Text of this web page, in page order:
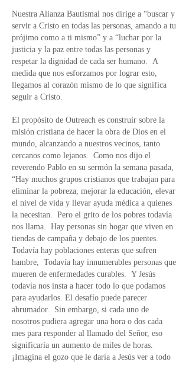
Nuestra Alianza Bautismal nos dirige a “buscar y
servir a Cristo en todas las personas, amando a tu
prójimo como a ti mismo” y a “luchar por la
justicia y la paz entre todas las personas y
respetar la dignidad de cada ser humano. A
medida que nos esforzamos por lograr esto,
llegamos al corazón mismo de lo que significa
seguir a Cristo.
El propósito de Outreach es construir sobre la
misión cristiana de hacer la obra de Dios en el
mundo, alcanzando a nuestros vecinos, tanto
cercanos como lejanos. Como nos dijo el
reverendo Pablo en su sermón la semana pasada,
“Hay muchos grupos cristianos que trabajan para
eliminar la pobreza, mejorar la educación, elevar
el nivel de vida y llevar ayuda médica a quienes
la necesitan. Pero el grito de los pobres todavía
nos llama. Hay personas sin hogar que viven en
tiendas de campaña y debajo de los puentes.
Todavía hay poblaciones enteras que sufren
hambre, Todavía hay innumerables personas que
mueren de enfermedades curables. Y Jesús
todavía nos insta a hacer todo lo que podamos
para ayudarlos. El desafío puede parecer
abrumador.
Sin embargo, si cada uno de
nosotros pudiera agregar una hora o dos cada
mes para responder al llamado del Señor, eso
significaría un aumento de miles de horas.
¡Imagina el gozo que le daría a Jesús ver a todo